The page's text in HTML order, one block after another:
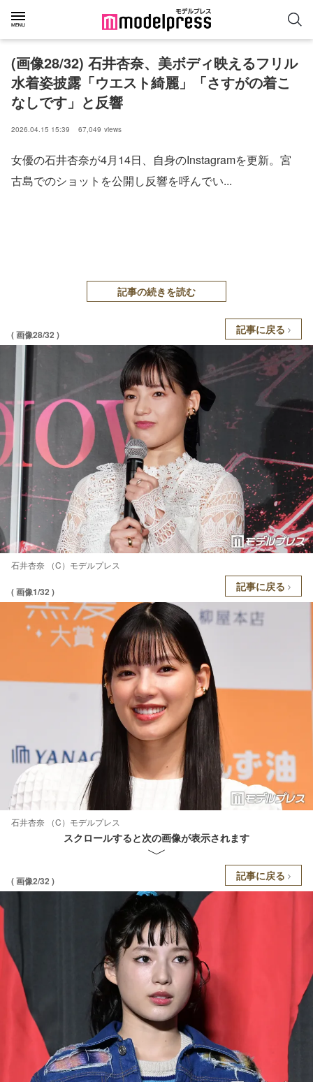
(画像28/32) 石井杏奈、美ボディ映えるフリル
水着姿披露「ウエスト綺麗」「さすがの着こ
なしです」と反響
2026.04.15 15:39 67,049 views
女優の石井杏奈が4月14日、自身のInstagramを更新。宮
古島でのショットを公開し反響を呼んでい...
記事の続きを読む
( 画像28/32 ) 記事に戻る
石井杏奈 （C）モデルプレス
( 画像1/32 ) 記事に戻る
石井杏奈 （C）モデルプレス
スクロールすると次の画像が表示されます
( 画像2/32 ) 記事に戻る